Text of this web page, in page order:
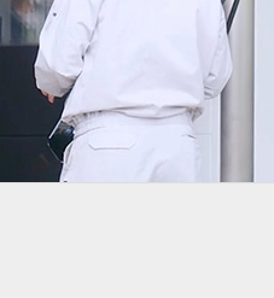
八王子キャンパス